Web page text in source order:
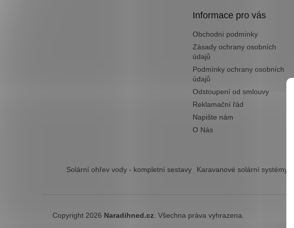
Informace pro vás
Obchodní podmínky
Zásady ochrany osobních
údajů
Podmínky ochrany osobních
údajů
Odstoupení od smlouvy
Reklamační řád
Napište nám
O Nás
Solární ohřev vody - kompletní sestavy Karavanové solární systémy
Copyright 2026 Naradihned.cz . Všechna práva vyhrazena.